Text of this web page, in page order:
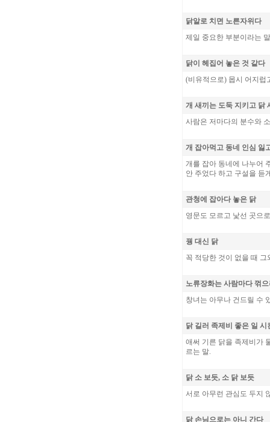
닭알로 치면 노른자위다
제일 중요한 부분이라는
닭이 헤집어 놓은 것 같다
(비유적으로) 몹시 어지럽
개 새끼는 도둑 지키고 닭
사람은 저마다의 분수와
개 잡아먹고 동네 인심 잃
개를 잡아 동네에 나누어
안 주었다 하고 구설을 듣
관청에 잡아다 놓은 닭
영문도 모르고 낯선 곳으
꿩 대신 닭
꼭 적당한 것이 없을 때
노류장화는 사람마다 꺾
창녀는 아무나 건드릴 수
닭 길러 족제비 좋은 일 시
애써 기른 닭을 족제비가
르는 말.
닭 소 보듯, 소 닭 보듯
서로 아무런 관심도 두지
닭 손님으로는 아니 간다